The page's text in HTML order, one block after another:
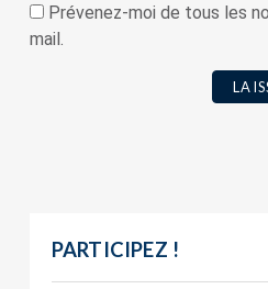
Prévenez-moi de tous les
mail.
PARTICIPEZ !